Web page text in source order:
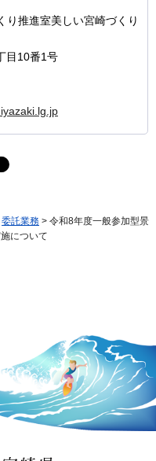
り推進室美しい宮崎づくり
目10番1号
委託業務 > 令和8年度一般参加型景
について